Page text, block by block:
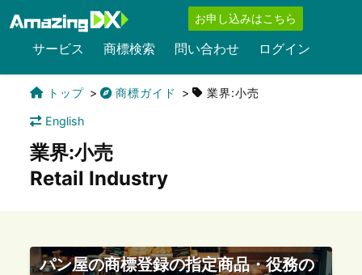
お申し込みはこちら
サービス 商標検索 問い合わせ ログイン
トップ 商標ガイド 業界:小売
English
業界:小売
Retail Industry
パン屋の商標登録の指定商品・役務の